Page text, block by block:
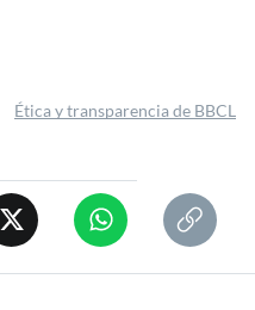
Ética y transparencia de BBCL